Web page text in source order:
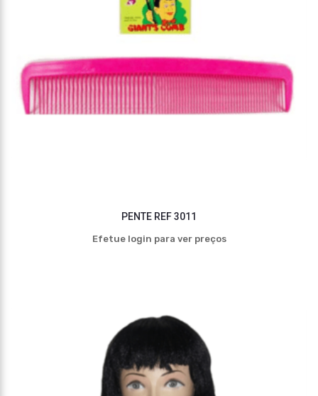
PENTE REF 3011
Efetue login para ver preços